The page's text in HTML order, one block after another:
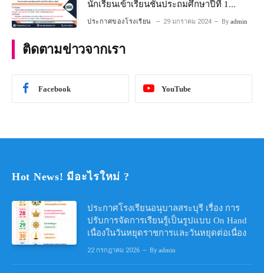
นักเรียนเข้าเรียนชั้นประถมศึกษาปีที่ 1
โครงการห้องเรียนพิเศษ วิทยาศาสตร์ และ
ประกาศของโรงเรียน 29 มกราคม 2024 By admin
ติดตามข่าวจากเรา
Facebook YouTube
Hot News! มีอะไรใหม่ ?
ประกาศโรงเรียนอนุบาลสระบุรี เรื่อง การ
ปรับการจัดการเรียนรู้เป็นรูปแบบ On Hand
เนื่องในวันหยุดราชการและวันหยุดต่อเนื่อง
22 กรกฎาคม 2026 By admin